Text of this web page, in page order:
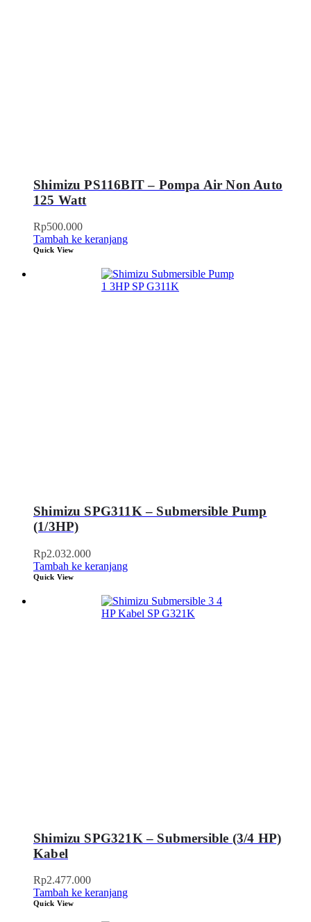
Shimizu PS116BIT – Pompa Air Non Auto
125 Watt
Rp500.000
Tambah ke keranjang
Quick View
Shimizu SPG311K – Submersible Pump
(1/3HP)
Rp2.032.000
Tambah ke keranjang
Quick View
Shimizu SPG321K – Submersible (3/4 HP)
Kabel
Rp2.477.000
Tambah ke keranjang
Quick View